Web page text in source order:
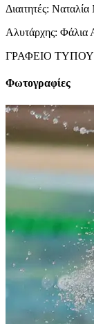
Διαιτητές:
Αλυτάρχης: Φάλια
ΓΡΑΦΕΙΟ
Φωτογραφίες